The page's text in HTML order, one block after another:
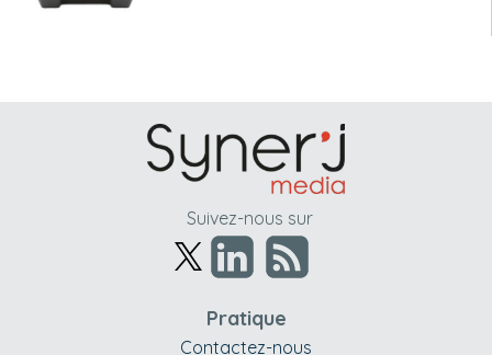
Suivez-nous sur
Pratique
Contactez-nous